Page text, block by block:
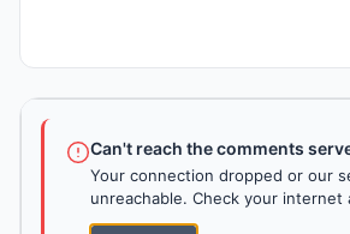
Can't reach the comments
Your connection dropped or our
unreachable. Check your internet